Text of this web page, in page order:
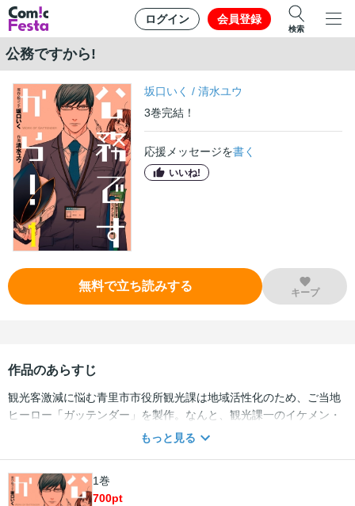
ログイン 会員登録
検索
公務ですから!
坂口いく /清水ユウ
3巻完結！
応援メッセージを書く
いいね!
無料で立ち読みする キープ
作品のあらすじ
観光客激減に悩む青里市市役所観光課は地域活性化のため、ご当地
ヒーロー「ガッテンダー」を製作。なんと、観光課一のイケメン・
エリート結城真一が「中の人」として演じることに!! 特撮オタクで
巻!!
もっと見る
1巻
700pt